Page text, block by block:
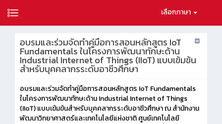
เลือกภาษา
อบรมและร่วมจัดทำคู่มือการสอนหลักสูตร IoT
Fundamentals ในโครงการพัฒนาทักษะด้าน
Industrial Internet of Things (IIoT) แบบเข้มข้น
สำหรับบุคคลากรระดับอาชีวศึกษา
อบรมและร่วมจัดทำคู่มือการสอนหลักสูตร IoT Fundamentals
ในโครงการพัฒนาทักษะด้าน Industrial Internet of Things
(IIoT) แบบเข้มข้นสำหรับบุคคลากรระดับอาชีวศึกษา ณ สำนักงาน
พัฒนาวิทยาศาสตร์และเทคโนโลยีแห่งชาติ ศูนย์เทคโนโลยี